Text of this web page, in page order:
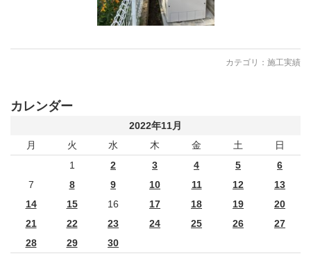
カテゴリ： 施工実績
カレンダー
2022年11月
月
火 水 木 金 土 日
1 2 3 4 5
6
7
8 9 10 11 12
13
14
15 16 17 18 19
20
21
22 23 24 25 26
27
28
29 30